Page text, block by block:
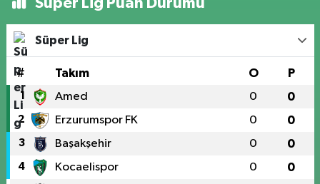
Süper Lig
# Takım O P
1 Amed 0 0
2 Erzurumspor FK 0 0
3 Başakşehir 0 0
4 Kocaelispor 0 0